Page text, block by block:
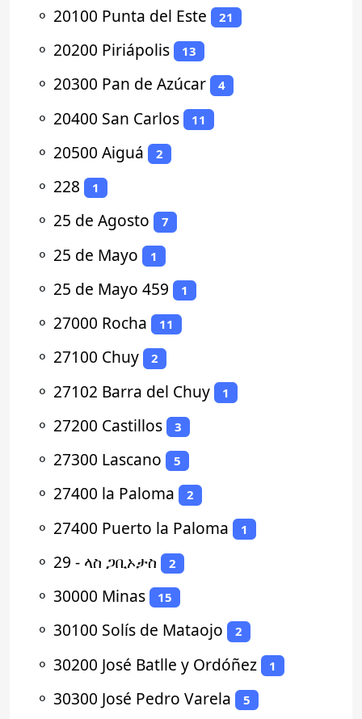
⚬ 20100 Punta del Este 21
⚬ 20200 Piriápolis 13
⚬ 20300 Pan de Azúcar 4
⚬ 20400 San Carlos 11
⚬ 20500 Aiguá 2
⚬ 228 1
⚬ 25 de Agosto 7
⚬ 25 de Mayo 1
⚬ 25 de Mayo 459 1
⚬ 27000 Rocha 11
⚬ 27100 Chuy 2
⚬ 27102 Barra del Chuy 1
⚬ 27200 Castillos 3
⚬ 27300 Lascano 5
⚬ 27400 la Paloma 2
⚬ 27400 Puerto la Paloma 1
⚬ 29 - ላስ ጋቢኦታስ 2
⚬ 30000 Minas 15
⚬ 30100 Solís de Mataojo 2
⚬ 30200 José Batlle y Ordóñez 1
⚬ 30300 José Pedro Varela 5